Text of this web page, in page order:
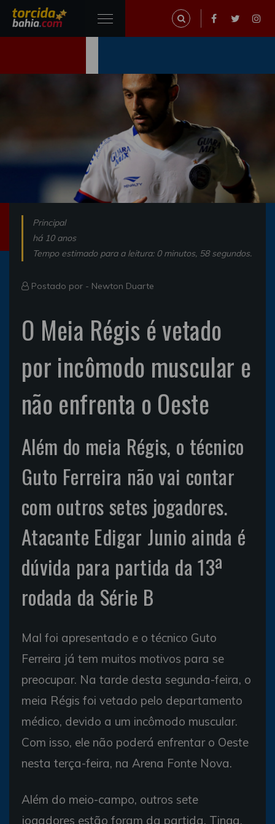
Principal
há 10 anos
Tempo estimado para a leitura: 0 minutos, 58 segundos.
Postado por - Newton Duarte
O Meia Régis é vetado
por incômodo muscular e
não enfrenta o Oeste
Além do meia Régis, o técnico
Guto Ferreira não vai contar
com outros setes jogadores.
Atacante Edigar Junio ainda é
dúvida para partida da 13ª
rodada da Série B
Mal foi apresentado e o técnico Guto
Ferreira já tem muitos motivos para se
preocupar. Na tarde desta segunda-feira, o
meia Régis foi vetado pelo departamento
médico, devido a um incômodo muscular.
Com isso, ele não poderá enfrentar o Oeste
nesta terça-feira, na Arena Fonte Nova.
Além do meio-campo, outros sete
jogadores estão foram da partida. Tinga,